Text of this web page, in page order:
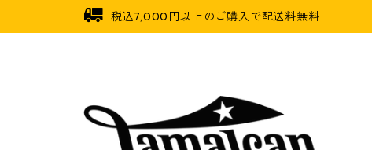
税込7,000円以上のご購入で配送料無料